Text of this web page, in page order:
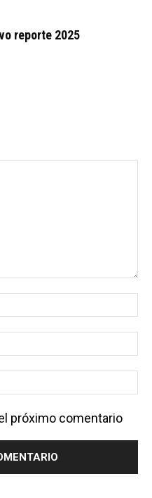
reporte 2025
próximo comentario